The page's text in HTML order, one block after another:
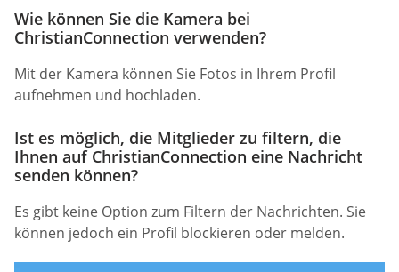
Wie können Sie die Kamera bei
ChristianConnection verwenden?
Mit der Kamera können Sie Fotos in Ihrem Profil
aufnehmen und hochladen.
Ist es möglich, die Mitglieder zu filtern, die
Ihnen auf ChristianConnection eine Nachricht
senden können?
Es gibt keine Option zum Filtern der Nachrichten. Sie
können jedoch ein Profil blockieren oder melden.